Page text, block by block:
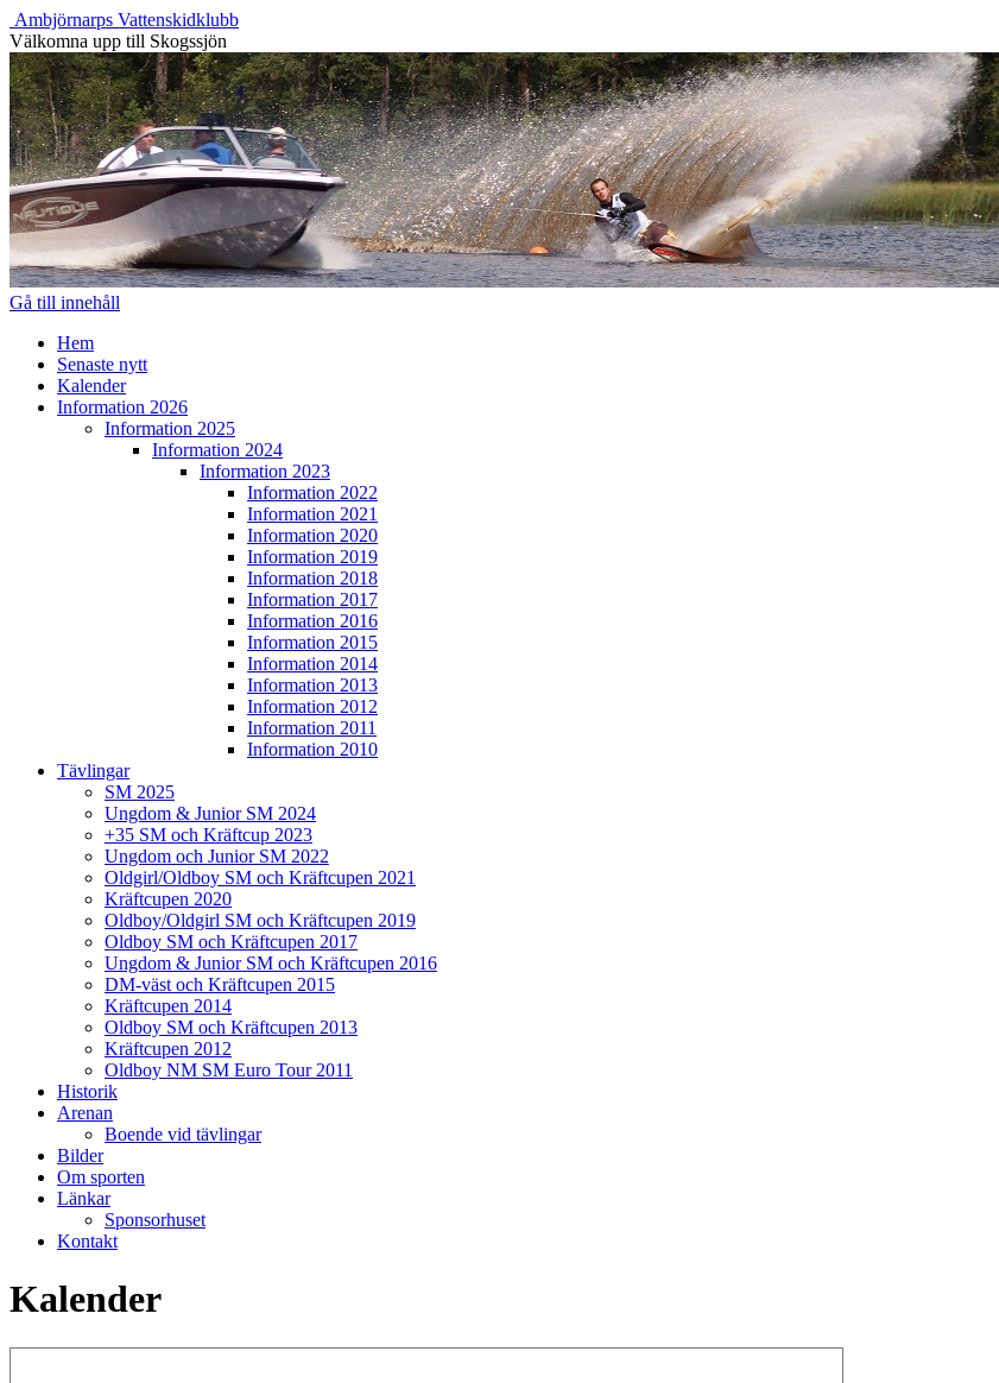
Ambjörnarps Vattenskidklubb
Välkomna upp till Skogssjön
Gå till innehåll
Hem
Senaste nytt
Kalender
Information 2026
Information 2025
Information 2024
Information 2023
Information 2022
Information 2021
Information 2020
Information 2019
Information 2018
Information 2017
Information 2016
Information 2015
Information 2014
Information 2013
Information 2012
Information 2011
Information 2010
Tävlingar
SM 2025
Ungdom & Junior SM 2024
+35 SM och Kräftcup 2023
Ungdom och Junior SM 2022
Oldgirl/Oldboy SM och Kräftcupen 2021
Kräftcupen 2020
Oldboy/Oldgirl SM och Kräftcupen 2019
Oldboy SM och Kräftcupen 2017
Ungdom & Junior SM och Kräftcupen 2016
DM-väst och Kräftcupen 2015
Kräftcupen 2014
Oldboy SM och Kräftcupen 2013
Kräftcupen 2012
Oldboy NM SM Euro Tour 2011
Historik
Arenan
Boende vid tävlingar
Bilder
Om sporten
Länkar
Sponsorhuset
Kontakt
Kalender